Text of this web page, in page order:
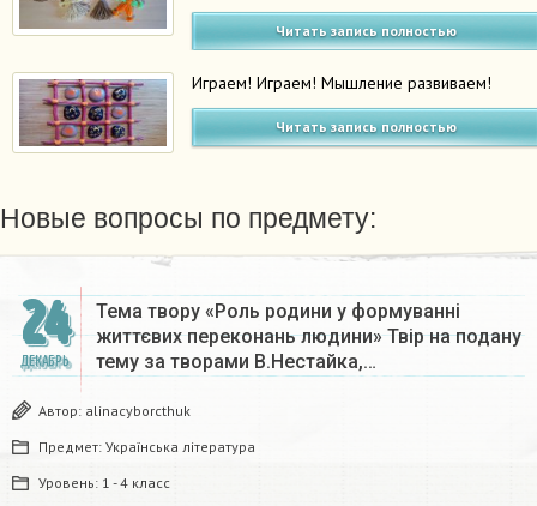
Читать запись полностью
Играем! Играем! Мышление развиваем!
Читать запись полностью
Новые вопросы по предмету:
24
ДЕКАБРЬ
Тема твору «Роль родини у формуванні
життєвих переконань людини» Твір на подану
тему за творами В.Нестайка,…
Автор: alinacyborcthuk
Предмет: Українська література
Уровень: 1 - 4 класс